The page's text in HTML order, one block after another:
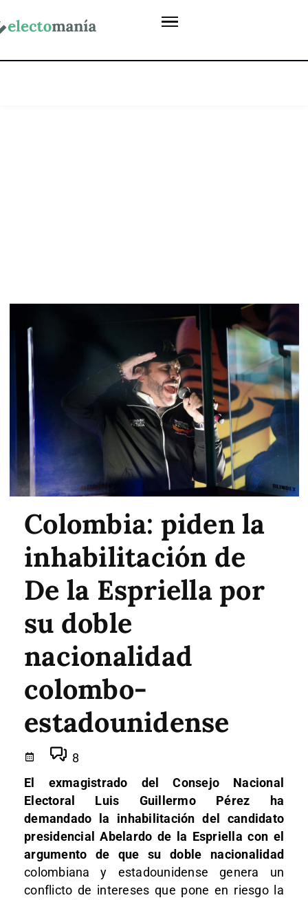
Colombia: piden la
inhabilitación de
De la Espriella por
su doble
nacionalidad
colombo-
estadounidense
8
El exmagistrado del Consejo Nacional
Electoral Luis Guillermo Pérez ha
demandado la inhabilitación del candidato
presidencial Abelardo de la Espriella con el
argumento de que su doble nacionalidad
colombiana y estadounidense genera un
conflicto de intereses que pone en riesgo la